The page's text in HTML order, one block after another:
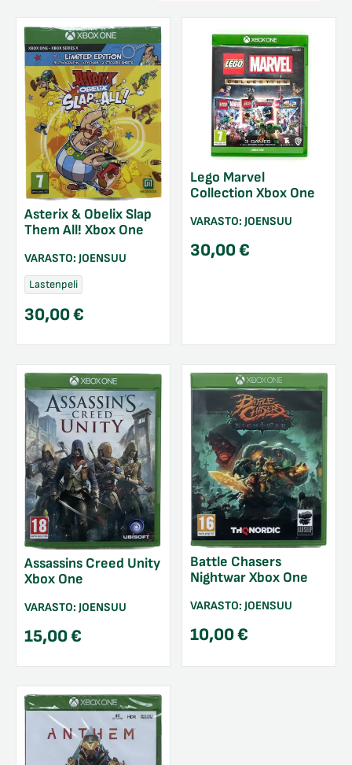
Asterix & Obelix Slap
Them All! Xbox One
VARASTO: JOENSUU
Lastenpeli
30,00€
Lego Marvel
Collection Xbox One
VARASTO: JOENSUU
30,00€
Assassins Creed Unity
Xbox One
VARASTO: JOENSUU
15,00€
Battle Chasers
Nightwar Xbox One
VARASTO: JOENSUU
10,00€